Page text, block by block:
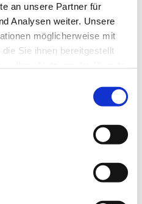
an unsere Partner für
Analysen weiter. Unsere
möglicherweise mit
Sie ihnen bereitgestellt